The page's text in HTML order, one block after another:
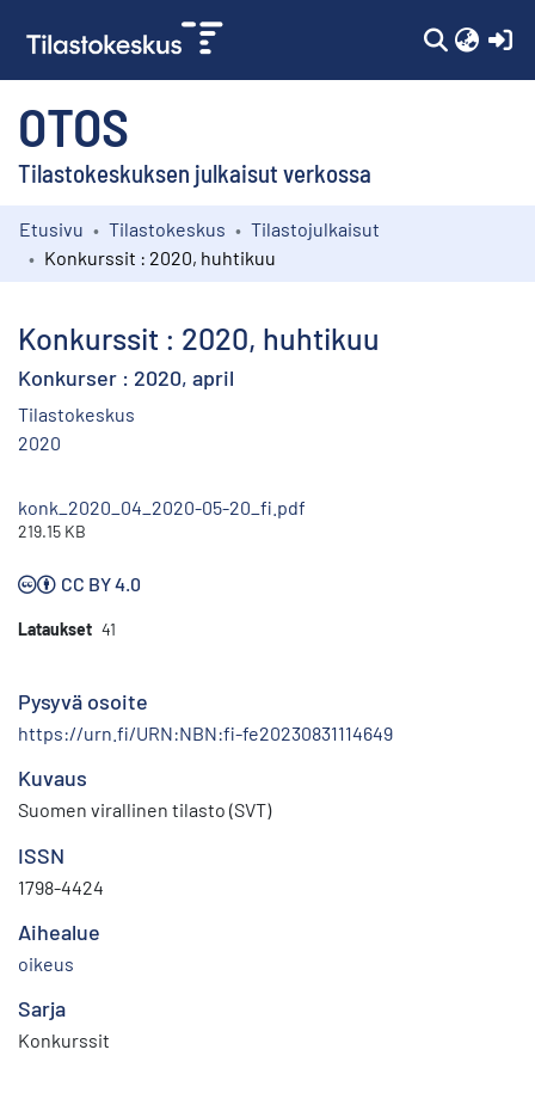
OTOS
Tilastokeskuksen julkaisut verkossa
Kokoelmat
Etusivu Tilastokeskus
Tilastojulkaisut
Konkurssit : 2020, huhtikuu
Konkurssit : 2020, huhtikuu
Konkurser : 2020, april
Tilastokeskus
2020
konk_2020_04_2020-05-20_fi.pdf
219.15 KB
CC BY 4.0
Lataukset 41
Pysyvä osoite
https://urn.fi/URN:NBN:fi-fe20230831114649
Kuvaus
Suomen virallinen tilasto (SVT)
ISSN
1798-4424
Aihealue
oikeus
Sarja
Konkurssit